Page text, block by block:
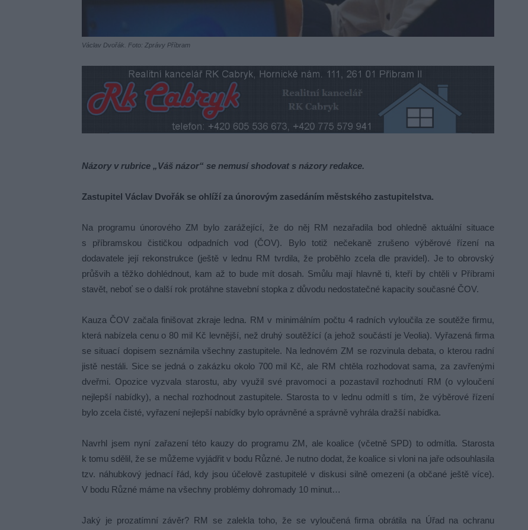
Václav Dvořák. Foto: Zprávy Příbram
Názory v rubrice „Váš názor“ se nemusí shodovat s názory redakce.
Zastupitel Václav Dvořák se ohlíží za únorovým zasedáním městského zastupitelstva.
Na programu únorového ZM bylo zarážející, že do něj RM nezařadila bod ohledně aktuální situace
s příbramskou čističkou odpadních vod (ČOV). Bylo totiž nečekaně zrušeno výběrové řízení na
dodavatele její rekonstrukce (ještě v lednu RM tvrdila, že proběhlo zcela dle pravidel). Je to obrovský
průšvih a těžko dohlédnout, kam až to bude mít dosah. Smůlu mají hlavně ti, kteří by chtěli v Příbrami
stavět, neboť se o další rok protáhne stavební stopka z důvodu nedostatečné kapacity současné ČOV.
Kauza ČOV začala finišovat zkraje ledna. RM v minimálním počtu 4 radních vyloučila ze soutěže firmu,
která nabízela cenu o 80 mil Kč levnější, než druhý soutěžící (a jehož součástí je Veolia). Vyřazená firma
se situací dopisem seznámila všechny zastupitele. Na lednovém ZM se rozvinula debata, o kterou radní
jistě nestáli. Sice se jedná o zakázku okolo 700 mil Kč, ale RM chtěla rozhodovat sama, za zavřenými
dveřmi. Opozice vyzvala starostu, aby využil své pravomoci a pozastavil rozhodnutí RM (o vyloučení
nejlepší nabídky), a nechal rozhodnout zastupitele. Starosta to v lednu odmítl s tím, že výběrové řízení
bylo zcela čisté, vyřazení nejlepší nabídky bylo oprávněné a správně vyhrála dražší nabídka.
Navrhl jsem nyní zařazení této kauzy do programu ZM, ale koalice (včetně SPD) to odmítla. Starosta
k tomu sdělil, že se můžeme vyjádřit v bodu Různé. Je nutno dodat, že koalice si vloni na jaře odsouhlasila
tzv. náhubkový jednací řád, kdy jsou účelově zastupitelé v diskusi silně omezeni (a občané ještě více).
V bodu Různé máme na všechny problémy dohromady 10 minut…
Jaký je prozatímní závěr? RM se zalekla toho, že se vyloučená firma obrátila na Úřad na ochranu